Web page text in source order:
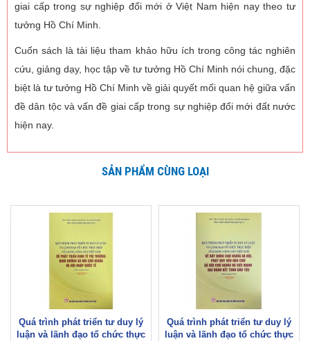
giai cấp trong sự nghiệp đổi mới ở Việt Nam hiện nay theo tư
tưởng Hồ Chí Minh.
Cuốn sách là tài liệu tham khảo hữu ích trong công tác nghiên
cứu, giảng dạy, học tập về tư tưởng Hồ Chí Minh nói chung, đặc
biệt là tư tưởng Hồ Chí Minh về giải quyết mối quan hệ giữa vấn
đề dân tộc và vấn đề giai cấp trong sự nghiệp đổi mới đất nước
hiện nay.
SẢN PHẨM CÙNG LOẠI
Quá trình phát triển tư duy lý
luận và lãnh đạo tổ chức thực
Quá trình phát triển tư duy lý
luận và lãnh đạo tổ chức thực